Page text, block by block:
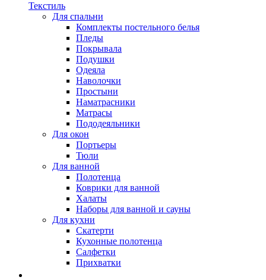
Текстиль
Для спальни
Комплекты постельного белья
Пледы
Покрывала
Подушки
Одеяла
Наволочки
Простыни
Наматрасники
Матрасы
Пододеяльники
Для окон
Портьеры
Тюли
Для ванной
Полотенца
Коврики для ванной
Халаты
Наборы для ванной и сауны
Для кухни
Скатерти
Кухонные полотенца
Салфетки
Прихватки